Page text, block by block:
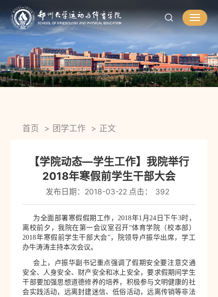
首页 团学工作 正文
【学院动态—学生工作】我院举行
2018年寒假前学生干部大会
发布日期：2018-03-22 点击： 392
为全面部署寒假假期工作，2018年1月24日下午3时，
离校前夕，我院在第一会议室召开“体育学院（校本部）
2018年寒假前学生干部大会”，院领导卢振华出席，学工
办牛涛涛主持本次会议。
会上，卢振华副书记重点强调了假期安全要注意交通
安全、人身安全、财产安全和冰上安全，要求假期间学生
干部要加强思想道德修养的培养，积极参与文明健康的社
会实践活动，远离封建迷信、低俗活动，远离传销等非法